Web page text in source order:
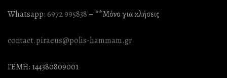
Whatsapp:6972 995838 – **Mόνο για κλήσεις
contact.piraeus@polis-hammam.gr
ΓΕΜΗ: 144380809001